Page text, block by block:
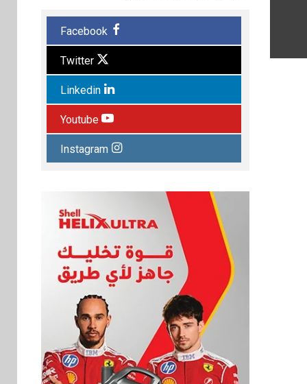
Facebook
Twitter
Linkedin
Youtube
Instagram